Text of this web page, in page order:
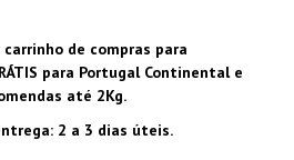
de compras para
para Portugal Continental e
até 2Kg.
2 a 3 dias úteis.